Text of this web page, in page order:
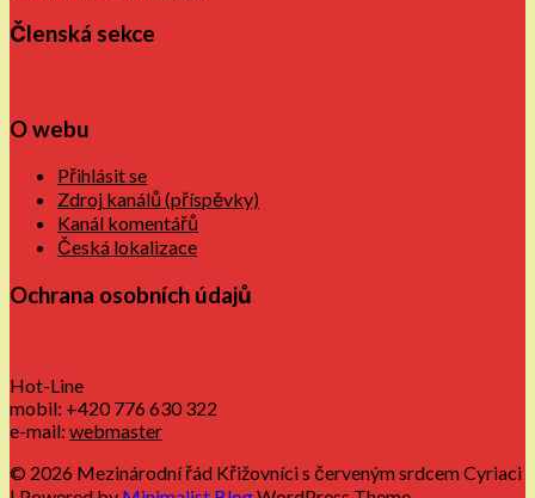
Členská sekce
O webu
Přihlásit se
Zdroj kanálů (příspěvky)
Kanál komentářů
Česká lokalizace
Ochrana osobních údajů
Hot-Line
mobil: +420 776 630 322
e-mail: webmaster
© 2026 Mezinárodní řád Křižovníci s červeným srdcem Cyriaci